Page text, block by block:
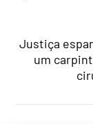
Justiça
um